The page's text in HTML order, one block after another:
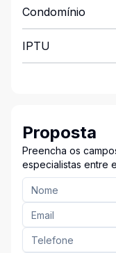
Condomínio
IPTU
Proposta
Preencha os
especialistas entre